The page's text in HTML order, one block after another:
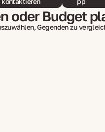
oder Budget
Gegenden zu